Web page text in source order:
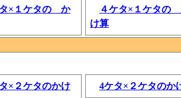
タ×１ケタの か
４ケタ×１ケタの
け算
×２ケタのかけ
4ケタ×２ケタのか